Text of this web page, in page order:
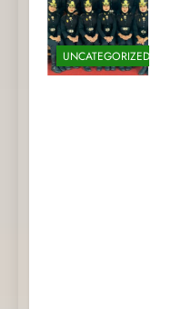
UNCATEGORIZED